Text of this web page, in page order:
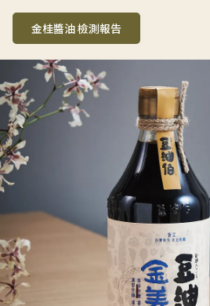
金桂醬油 檢測報告